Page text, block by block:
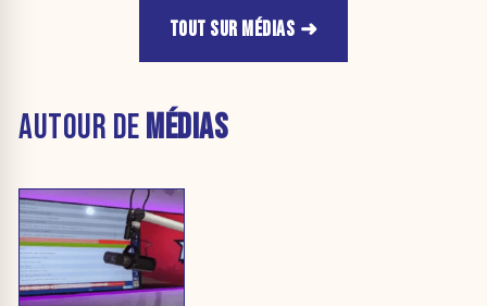
TOUT SUR MÉDIAS
AUTOUR DEMÉDIAS